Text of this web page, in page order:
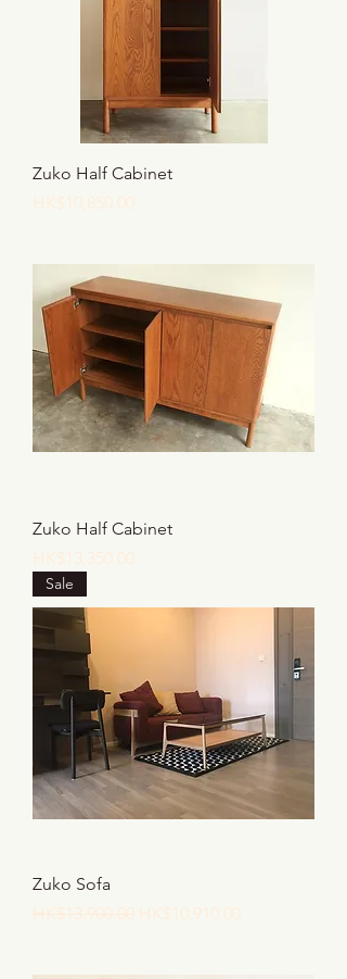
Zuko Half Cabinet
價格
HK$10,850.00
Zuko Half Cabinet
價格
HK$13,350.00
Sale
Zuko Sofa
一般價格
HK$13,900.00 促銷價格
HK$10,910.00